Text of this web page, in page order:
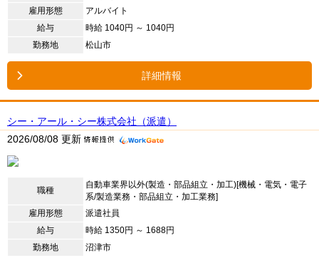
雇用形態
アルバイト
給与
時給 1040円 ～ 1040円
勤務地
松山市
詳細情報
シー・アール・シー株式会社（派遣）
2026/08/08 更新
職種
自動車業界以外(製造・部品組立・加工)[機械・電気・電子
系/製造業務・部品組立・加工業務]
雇用形態
派遣社員
給与
時給 1350円 ～ 1688円
勤務地
沼津市